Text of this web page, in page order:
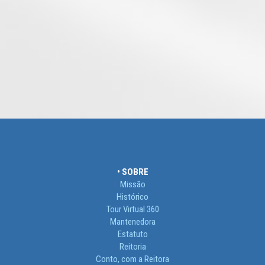
• SOBRE
Missão
Histórico
Tour Virtual 360
Mantenedora
Estatuto
Reitoria
Conto, com a Reitora